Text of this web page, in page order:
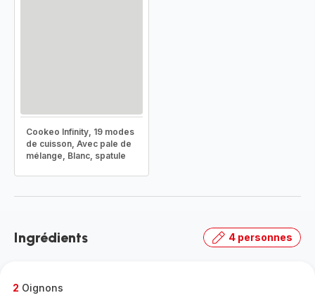
Cookeo Infinity, 19 modes
de cuisson, Avec pale de
mélange, Blanc, spatule
Ingrédients 4 personnes
2 Oignons